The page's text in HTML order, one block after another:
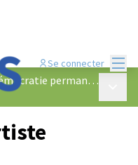
Se connecter
Un lieu d&#39;expression pour la démocratie permanente